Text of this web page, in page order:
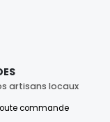
artisans locaux
commande